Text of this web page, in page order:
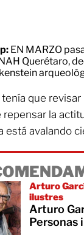
EN MARZO
Querétaro,
que
repensar la
está avalando
Arturo
ilustres
Arturo
Personas